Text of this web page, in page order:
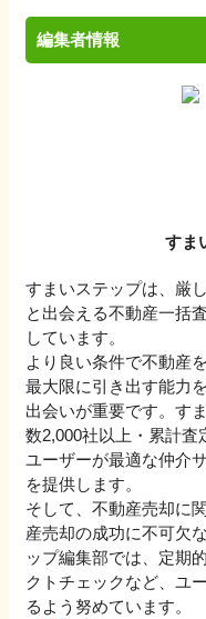
編集者情報
すま
すまいステップは、厳
と出会える不動産一括
しています。
より良い条件で不動産
最大限に引き出す能力
出会いが重要です。す
数2,000社以上・累計査
ユーザーが最適な仲介
を提供します。
そして、不動産売却に
産売却の成功に不可欠
ップ編集部では、定期
クトチェックなど、ユ
るよう努めています。